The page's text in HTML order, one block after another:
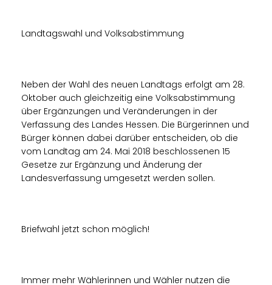
Landtagswahl und Volksabstimmung
Neben der Wahl des neuen Landtags erfolgt am 28.
Oktober auch gleichzeitig eine Volksabstimmung
über Ergänzungen und Veränderungen in der
Verfassung des Landes Hessen. Die Bürgerinnen und
Bürger können dabei darüber entscheiden, ob die
vom Landtag am 24. Mai 2018 beschlossenen 15
Gesetze zur Ergänzung und Änderung der
Landesverfassung umgesetzt werden sollen.
Briefwahl jetzt schon möglich!
Immer mehr Wählerinnen und Wähler nutzen die